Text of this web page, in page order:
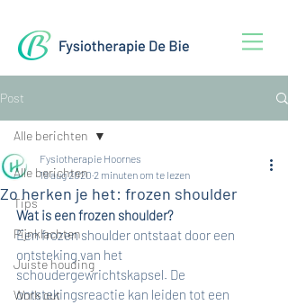
Post
Alle berichten
Tips
Pijnklachten
Juiste houding
Work out
Alle berichten
Zo herken je het: frozen shoulder
Fysiotherapie Hoornes
19 aug 2020 2 minuten om te lezen
Wat is een frozen shoulder?
Een frozen shoulder ontstaat door een
ontsteking van het
schoudergewrichtskapsel. De
ontstekingsreactie kan leiden tot een